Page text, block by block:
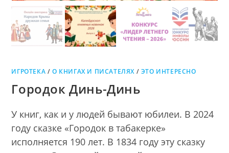
ИГРОТЕКА /О КНИГАХ И ПИСАТЕЛЯХ / ЭТО ИНТЕРЕСНО
Городок Динь-Динь
У книг, как и у людей бывают юбилеи. В 2024
году сказке «Городок в табакерке»
исполняется 190 лет. В 1834 году эту сказку